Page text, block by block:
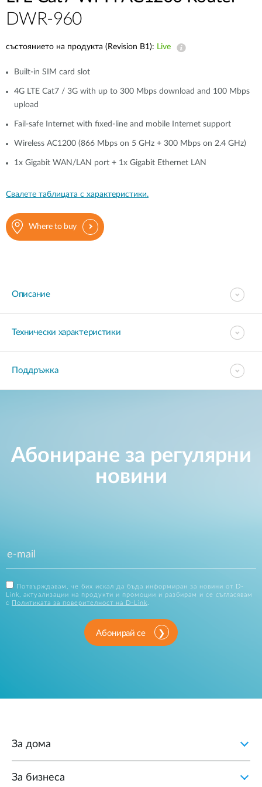
DWR-960
състоянието на продукта (Revision B1): Live
Built-in SIM card slot
4G LTE Cat7 / 3G with up to 300 Mbps download and 100 Mbps
upload
Fail-safe Internet with fixed-line and mobile Internet support
Wireless AC1200 (866 Mbps on 5 GHz + 300 Mbps on 2.4 GHz)
1x Gigabit WAN/LAN port + 1x Gigabit Ethernet LAN
Свалете таблицата с характеристики.
Where to buy
Описание
Технически характеристики
Поддръжка
Абониране за регулярни
новини
Потвърждавам, че бих искал да бъда информиран за новини от D-
Link, актуализации на продукти и промоции и разбирам и се съгласявам
с
Политиката за поверителност на D-Link
Абонирай се
За дома
За бизнеса